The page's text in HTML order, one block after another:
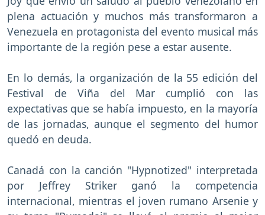
plena actuación y muchos más transformaron a
Venezuela en protagonista del evento musical más
importante de la región pese a estar ausente.
En lo demás, la organización de la 55 edición del
Festival de Viña del Mar cumplió con las
expectativas que se había impuesto, en la mayoría
de las jornadas, aunque el segmento del humor
quedó en deuda.
Canadá con la canción "Hypnotized" interpretada
por Jeffrey Striker ganó la competencia
internacional, mientras el joven rumano Arsenie y